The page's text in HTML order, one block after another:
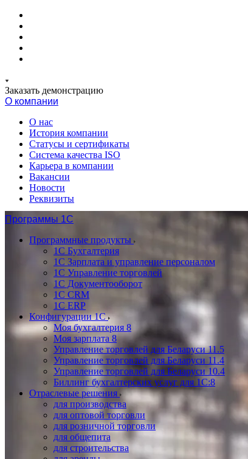
Заказать демонстрацию
О компании
О нас
История компании
Статусы и сертификаты
Система качества ISO
Карьера в компании
Вакансии
Новости
Реквизиты
Программы 1С
Программные продукты
1С Бухгалтерия
1С Зарплата и управление персоналом
1С Управление торговлей
1С Документооборот
1С CRM
1С ERP
Конфигурации 1С
Моя бухгалтерия 8
Моя зарплата 8
Управление торговлей для Беларуси 11.5
Управление торговлей для Беларуси 11.4
Управление торговлей для Беларуси 10.4
Биллинг бухгалтерских услуг для 1С:8
Отраслевые решения
для производства
для оптовой торговли
для розничной торговли
для общепита
для строительства